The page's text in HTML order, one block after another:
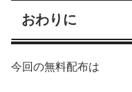
おわりに
今回の無料配布は